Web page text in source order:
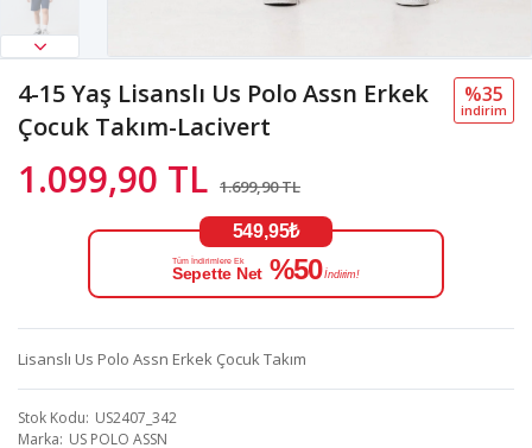
4-15 Yaş Lisanslı Us Polo Assn Erkek
Çocuk Takım-Lacivert
1.099,90 TL 1.699,90 TL
%35
i̇ndi̇ri̇m
549,95₺
Tüm İndirimlere Ek
Sepette Net %50 İndirim!
Lisanslı Us Polo Assn Erkek Çocuk Takım
Stok Kodu US2407_342
Marka US POLO ASSN